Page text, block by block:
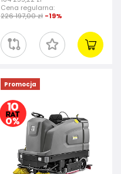
Cena regularna:
226 197,00 zł -19%
Promocja